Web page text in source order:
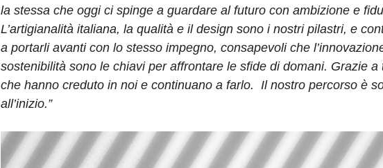
la stessa che oggi ci spinge a guardare al futuro con ambizione e
L’artigianalità italiana, la qualità e il design sono i nostri pilastri, e
a portarli avanti con lo stesso impegno, consapevoli che
sostenibilità sono le chiavi per affrontare le sfide di domani. Grazie a
che hanno creduto in noi e continuano a farlo. Il nostro percorso è
all’inizio.”